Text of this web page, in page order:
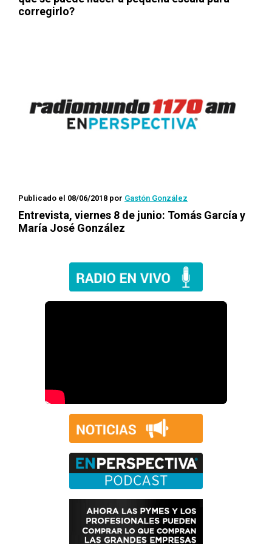
corregirlo?
Publicado el 08/06/2018 por Gastón González
Entrevista, viernes 8 de junio: Tomás García y
María José González